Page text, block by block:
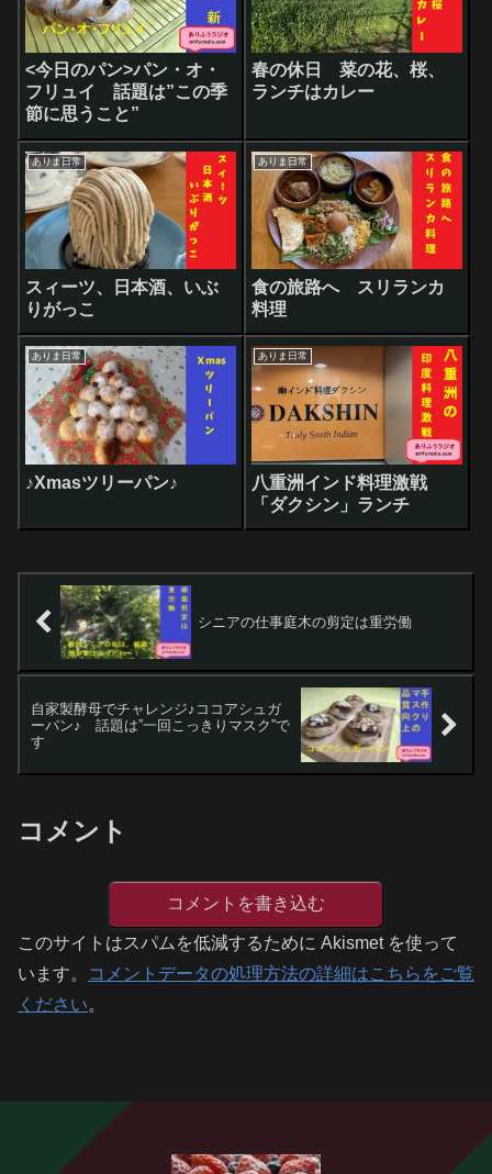
<今日のパン>パン・オ・
フリュイ 話題は”この季
節に思うこと”
春の休日 菜の花、桜、
ランチはカレー
ありま日常
スィーツ、日本酒、いぶ
りがっこ
ありま日常
食の旅路へ スリランカ
料理
ありま日常
♪Xmasツリーパン♪
ありま日常
八重洲インド料理激戦
「ダクシン」ランチ
シニアの仕事庭木の剪定は重労働
自家製酵母でチャレンジ♪ココアシュガ
ーパン♪ 話題は”一回こっきりマスク”で
す
コメント
コメントを書き込む
このサイトはスパムを低減するために Akismet を使って
います。
コメントデータの処理方法の詳細はこちらをご覧
ください。